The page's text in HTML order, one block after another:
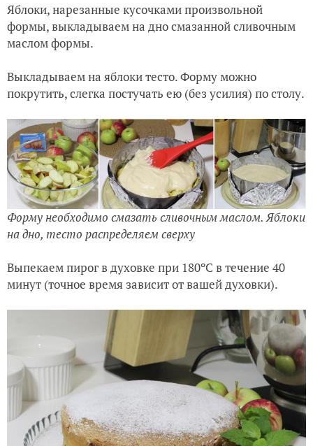
Яблоки, нарезанные кусочками произвольной
формы, выкладываем на дно смазанной сливочным
маслом формы.
Выкладываем на яблоки тесто. Форму можно
покрутить, слегка постучать ею (без усилия) по столу.
Форму необходимо смазать сливочным маслом. Яблоки
на дно, тесто распределяем сверху
Выпекаем пирог в духовке при 180ºC в течение 40
минут (точное время зависит от вашей духовки).